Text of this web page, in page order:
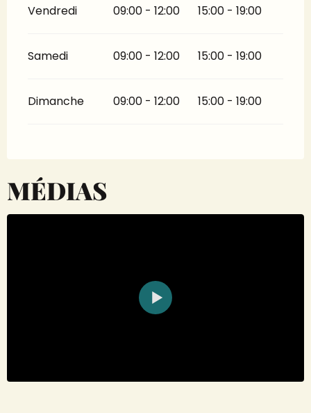
Vendredi 09:00 - 12:00 15:00 - 19:00
Samedi 09:00 - 12:00 15:00 - 19:00
Dimanche 09:00 - 12:00 15:00 - 19:00
MÉDIAS